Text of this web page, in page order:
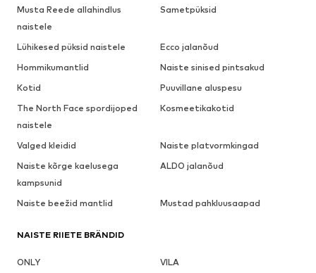
Musta Reede allahindlus
naistele
Sametpüksid
Lühikesed püksid naistele
Ecco jalanõud
Hommikumantlid
Naiste sinised pintsakud
Kotid
Puuvillane aluspesu
The North Face spordijoped
naistele
Kosmeetikakotid
Valged kleidid
Naiste platvormkingad
Naiste kõrge kaelusega
kampsunid
ALDO jalanõud
Naiste beežid mantlid Mustad pahkluusaapad
NAISTE RIIETE BRÄNDID
ONLY
VILA